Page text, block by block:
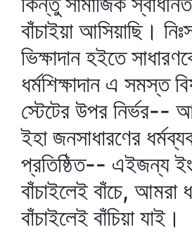
বাঁচাইয়া আসিয়াছি।
ভিক্ষাদান হইতে
ধর্মশিক্ষাদান এ সমস্ত
স্টেটের উপর নির্ভর--
ইহা জনসাধারণের
প্রতিষ্ঠিত-- এইজন্য
বাঁচাইলেই বাঁচে, আমরা
বাঁচাইলেই বাঁচিয়া যাই।